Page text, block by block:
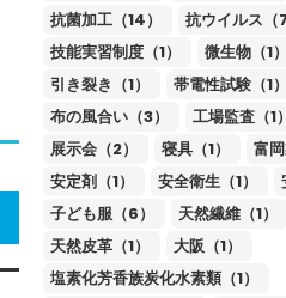
抗菌加工（14）
抗ウイルス（7
技能実習制度（1）
微生物（1）
引き裂き（1）
帯電性試験（1）
布の風合い（3）
工場監査（1）
展示会（2）
寝具（1）
富岡
安定剤（1）
安全衛生（1）
子ども服（6）
天然繊維（1）
天然皮革（1）
大阪（1）
塩素化芳香族炭化水素類（1）